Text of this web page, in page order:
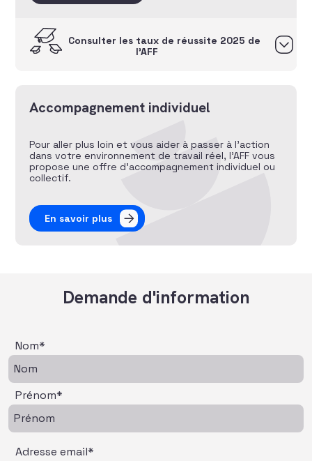
Consulter les taux de réussite 2025 de
l’AFF
Accompagnement individuel
Pour aller plus loin et vous aider à passer à l’action
dans votre environnement de travail réel, l’AFF vous
propose une offre d’accompagnement individuel ou
collectif.
En savoir plus
Demande d'information
Nom*
Prénom*
Adresse email*